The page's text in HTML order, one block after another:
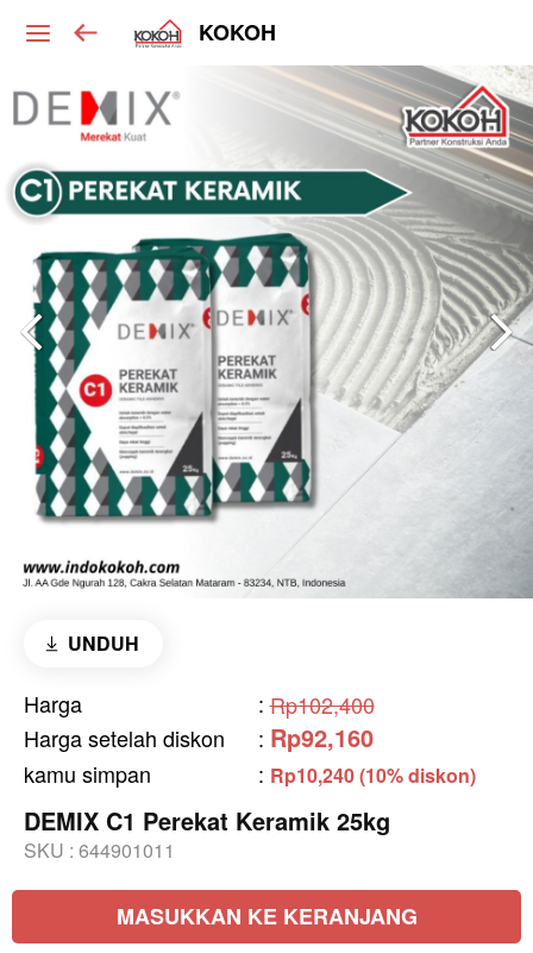
KOKOH
UNDUH
Harga : Rp102,400
Harga setelah diskon
: Rp92,160
kamu simpan : Rp10,240 (10% diskon)
DEMIX C1 Perekat Keramik 25kg
SKU : 644901011
MASUKKAN KE KERANJANG